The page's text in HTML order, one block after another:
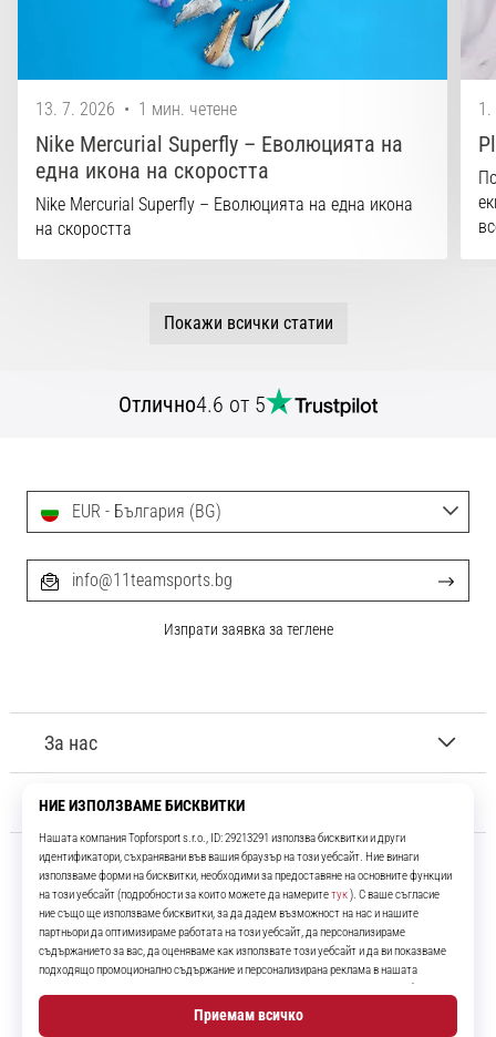
13. 7. 2026 • 1 мин. четене
Nike Mercurial Superfly – Еволюцията на
една икона на скоростта
Nike Mercurial Superfly – Еволюцията на една икона
на скоростта
1.
Покажи всички статии
Отлично4.6 от 5
11teamsports.bg
Повече от 16 години ние сме ваши съотборници, представяйки ви
най-добрите и най-новите футболни продукти.
InstagramYouTube
За нас
Обслужване на клиенти
EUR - България (BG)
info@11teamsports.bg
Изпрати заявка за теглене